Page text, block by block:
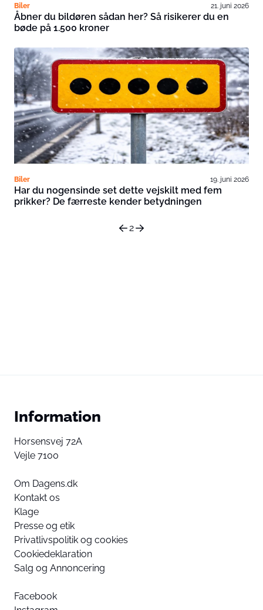
Biler 21. juni 2026
Åbner du bildøren sådan her? Så risikerer du en
bøde på 1.500 kroner
Biler 19. juni 2026
Har du nogensinde set dette vejskilt med fem
prikker? De færreste kender betydningen
2
Information
Horsensvej 72A
Vejle 7100
Om Dagens.dk
Kontakt os
Klage
Presse og etik
Privatlivspolitik og cookies
Cookiedeklaration
Salg og Annoncering
Facebook